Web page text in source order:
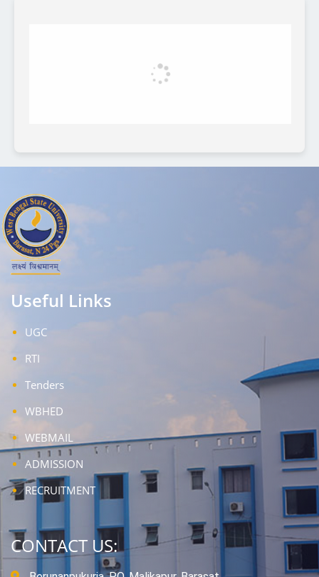
Useful Links
UGC
RTI
Tenders
WBHED
WEBMAIL
ADMISSION
RECRUITMENT
CONTACT US: